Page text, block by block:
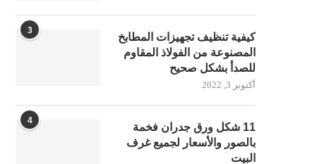
3
كيفية تنظيف تجهيزات المطابخ
المصنوعة من الفولاذ المقاوم
للصدأ بشكل صحيح
أكتوبر 3, 2022
4
11 شكل ورق جدران فخمة
بالصور والأسعار لجميع غرف
البيت